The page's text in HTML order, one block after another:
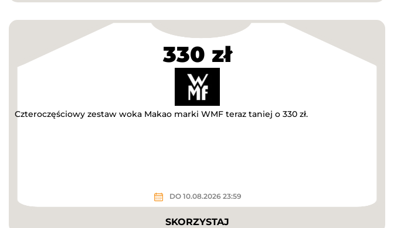
330 zł
Czteroczęściowy zestaw woka Makao marki WMF teraz taniej o 330 zł.
DO 10.08.2026 23:59
SKORZYSTAJ